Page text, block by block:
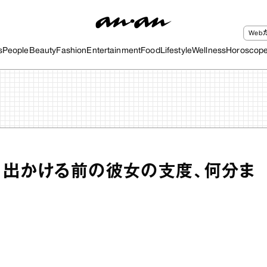
People BeautyFashion EntertainmentFood LifestyleWellness
Web
出かける前の彼女の支度、何分ま